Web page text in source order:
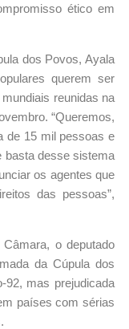
ético em
dos Povos, Ayala
querem ser
reunidas na
“Queremos,
de 15 mil pessoas e
basta desse sistema
os agentes que
das pessoas”,
o deputado
da Cúpula dos
92, mas prejudicada
países com sérias